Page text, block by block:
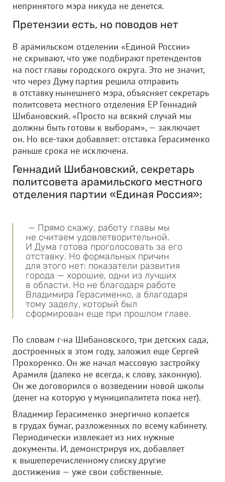
непринятого мэра никуда не денется.
Претензии есть, но поводов нет
В арамильском отделении «Единой России»
не скрывают, что уже подбирают претендентов
на пост главы городского округа. Это не значит,
что через Думу партия решила отправить
в отставку нынешнего мэра, объясняет секретарь
политсовета местного отделения ЕР Геннадий
Шибановский. «Просто на всякий случай мы
должны быть готовы к выборам», — заключает
он. Но все-таки добавляет: отставка Герасименко
раньше срока не исключена.
Геннадий Шибановский, секретарь
политсовета арамильского местного
отделения партии «Единая Россия»:
— Прямо скажу, работу главы мы
не считаем удовлетворительной.
И Дума готова проголосовать за его
отставку. Но формальных причин
для этого нет: показатели развития
города — хорошие, одни из лучших
в области. Но не благодаря работе
Владимира Герасименко, а благодаря
тому заделу, который был
сформирован еще при прошлом главе.
По словам г-на Шибановского, три детских сада,
достроенных в этом году, заложил еще Сергей
Прохоренко. Он же начал массовую застройку
Арамиля (далеко не всегда, к слову, законную).
Он же договорился о возведении новой школы
(денег на которую у муниципалитета пока нет).
Владимир Герасименко энергично копается
в грудах бумаг, разложенных по всему кабинету.
Периодически извлекает из них нужные
документы. И, демонстрируя их, добавляет
к вышеперечисленному списку другие
достижения — уже свои собственные.